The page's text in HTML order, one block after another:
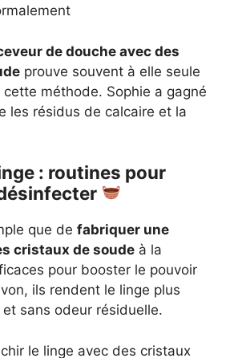
de douche avec des
prouve souvent à elle seule
méthode. Sophie a gagné
les résidus de calcaire et la
: routines pour
que de fabriquer une
cristaux de soude à la
pour booster le pouvoir
ils rendent le linge plus
sans odeur résiduelle.
le linge avec des cristaux